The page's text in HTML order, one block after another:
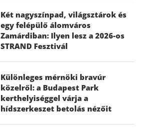
Két nagyszínpad, világsztárok és
egy felépülő álomváros
Zamárdiban: Ilyen lesz a 2026-os
STRAND Fesztivál
Különleges mérnöki bravúr
közelről: a Budapest Park
kerthelyiséggel várja a
hídszerkeszet betolás nézőit